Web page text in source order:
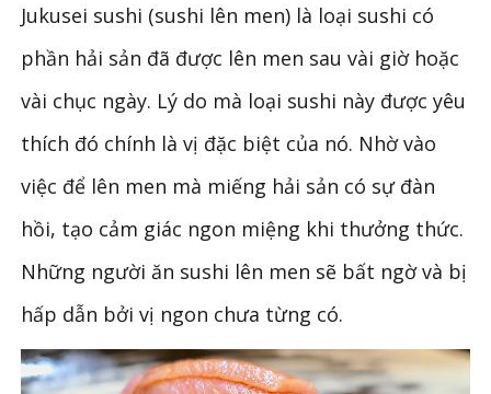
Jukusei sushi (sushi lên men) là loại sushi có
phần hải sản đã được lên men sau vài giờ hoặc
vài chục ngày. Lý do mà loại sushi này được yêu
thích đó chính là vị đặc biệt của nó. Nhờ vào
việc để lên men mà miếng hải sản có sự đàn
hồi, tạo cảm giác ngon miệng khi thưởng thức.
Những người ăn sushi lên men sẽ bất ngờ và bị
hấp dẫn bởi vị ngon chưa từng có.